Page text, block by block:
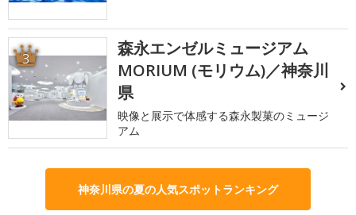
3
森永エンゼルミュージアム
MORIUM (モリウム)／神奈川
県
映像と展示で体感する森永製菓のミュージ
アム
神奈川県の夏の人気スポットランキング